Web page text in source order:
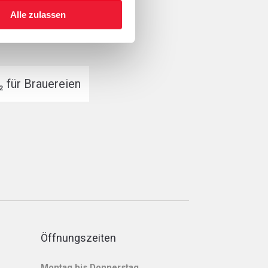
Alle zulassen
für Brauereien
Öffnungszeiten